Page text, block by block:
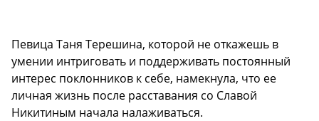
Певица Таня Терешина, которой не откажешь в
умении интриговать и поддерживать постоянный
интерес поклонников к себе, намекнула, что ее
личная жизнь после расставания со Славой
Никитиным начала налаживаться.